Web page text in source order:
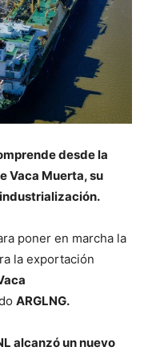
desde la
Vaca Muerta, su
poner en marcha la
la exportación
ARGLNG.
alcanzó un nuevo